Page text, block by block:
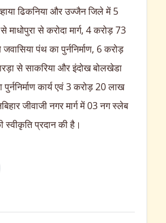
ढिकनिया और उज्जैन जिले में 5
से करोदा मार्ग, 4 करोड़ 73
पंथ का पुर्ननिर्माण, 6 करोड़
से साकरिया और इंदोख बोलखेडा
पुर्ननिर्माण कार्य एवं 3 करोड़ 20 लाख
जीवाजी नगर मार्ग में 03 नग स्लेब
स्वीकृति प्रदान की है।